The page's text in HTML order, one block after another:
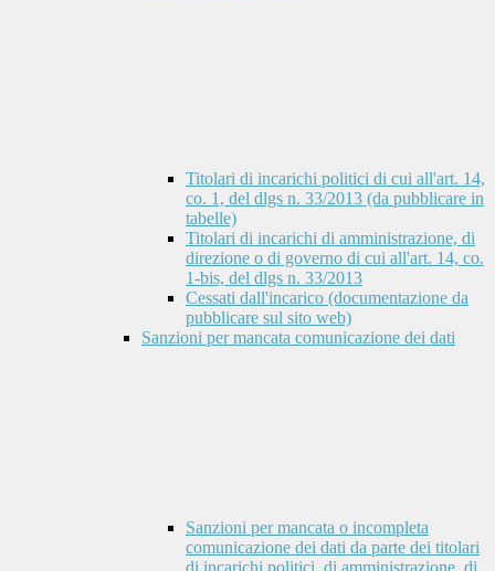
Titolari di incarichi politici di cui all'art. 14,
co. 1, del dlgs n. 33/2013 (da pubblicare in
tabelle)
Titolari di incarichi di amministrazione, di
direzione o di governo di cui all'art. 14, co.
1-bis, del dlgs n. 33/2013
Cessati dall'incarico (documentazione da
pubblicare sul sito web)
Sanzioni per mancata comunicazione dei dati
Sanzioni per mancata o incompleta
comunicazione dei dati da parte dei titolari